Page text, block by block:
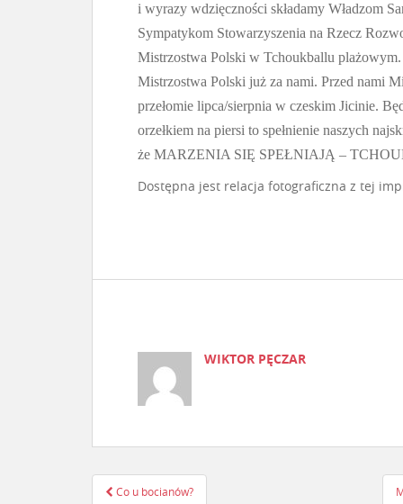
i wyrazy wdzięczności składamy Władzom
Sympatykom Stowarzyszenia na Rzecz
Mistrzostwa Polski w Tchoukballu plażowym.
Mistrzostwa Polski już za nami. Przed nami
przełomie lipca/sierpnia w czeskim Jicinie.
orzełkiem na piersi to spełnienie naszych
że MARZENIA SIĘ SPEŁNIAJĄ –
Dostępna jest relacja fotograficzna z tej
WIKTOR PĘCZAR
Co u bocianów?